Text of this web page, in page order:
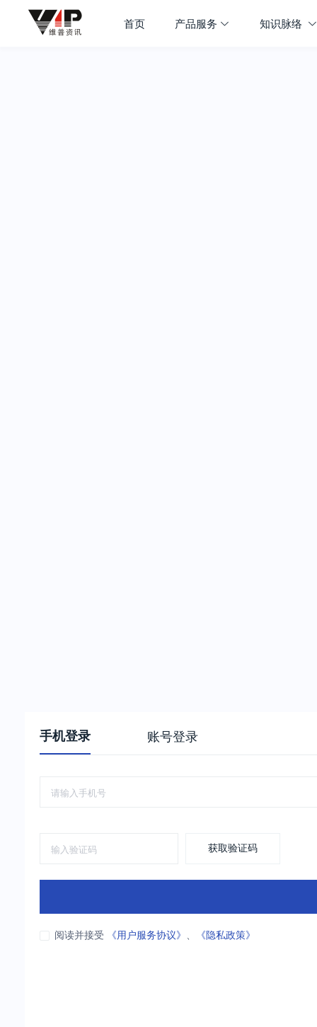
首页 产品服务 知识脉络
手机登录 账号登录
获取验证码
阅读并接受 《用户服务协议》 、 《隐私政策》